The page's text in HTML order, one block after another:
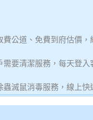
費公道、免費到府估價，
需要清潔服務，每天登
蟲滅鼠消毒服務，線上